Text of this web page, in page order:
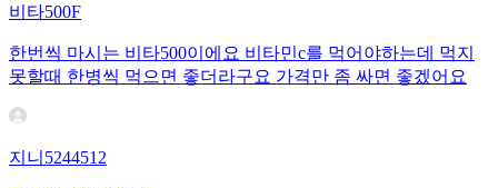
비타500F
한번씩 마시는 비타500이에요 비타민c를 먹어야하는데 먹지
못할때 한병씩 먹으면 좋더라구요 가격만 좀 싸면 좋겠어요
지니5244512